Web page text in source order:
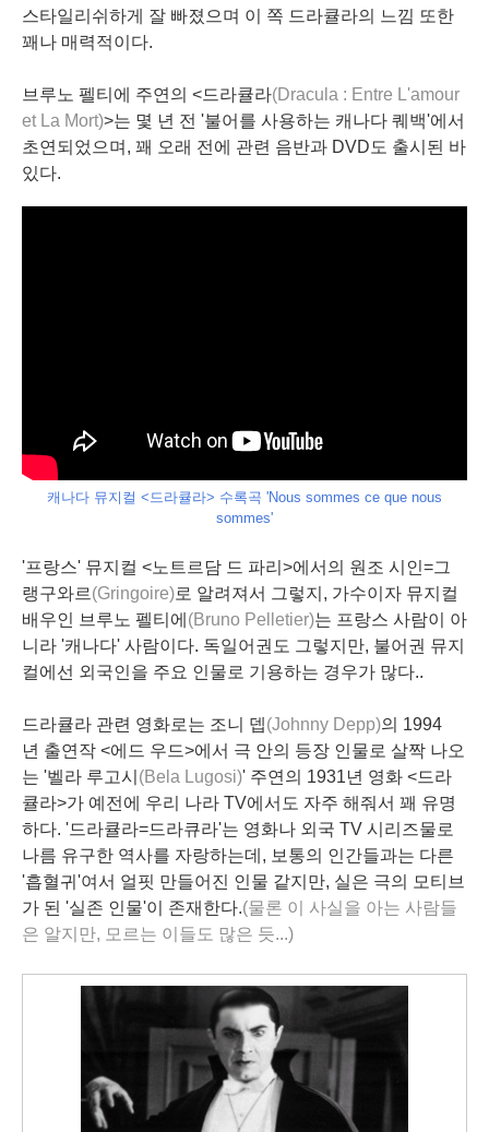
스타일리쉬하게 잘 빠졌으며 이 쪽 드라큘라의 느낌 또한
꽤나 매력적이다.
브루노 펠티에 주연의 <드라큘라(Dracula : Entre L'amour
et La Mort)>는 몇 년 전 '불어를 사용하는 캐나다 퀘백'에서
초연되었으며, 꽤 오래 전에 관련 음반과 DVD도 출시된 바
있다.
캐나다 뮤지컬 <드라큘라> 수록곡 'Nous sommes ce que nous
sommes'
'프랑스' 뮤지컬 <노트르담 드 파리>에서의 원조 시인=그
랭구와르(Gringoire)로 알려져서 그렇지, 가수이자 뮤지컬
배우인 브루노 펠티에 (Bruno Pelletier)는 프랑스 사람이 아
니라 '캐나다' 사람이다. 독일어권도 그렇지만, 불어권 뮤지
컬에선 외국인을 주요 인물로 기용하는 경우가 많다..
드라큘라 관련 영화로는 조니 뎁(Johnny Depp)의 1994
년 출연작 <에드 우드>에서 극 안의 등장 인물로 살짝 나오
는 '벨라 루고시 (Bela Lugosi)' 주연의 1931년 영화 <드라
큘라>가 예전에 우리 나라 TV에서도 자주 해줘서 꽤 유명
하다. '드라큘라=드라큐라'는 영화나 외국 TV 시리즈물로
나름 유구한 역사를 자랑하는데, 보통의 인간들과는 다른
'흡혈귀'여서 얼핏 만들어진 인물 같지만, 실은 극의 모티브
가 된 '실존 인물'이 존재한다.(물론 이 사실을 아는 사람들
은 알지만, 모르는 이들도 많은 듯...)